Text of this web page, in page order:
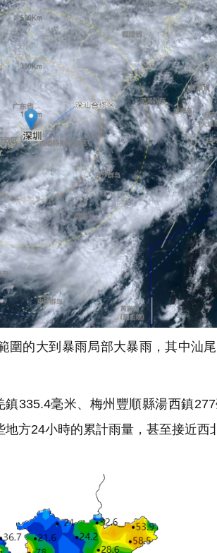
的大到暴雨局部大暴雨，其中汕
335.4毫米、梅州豐順縣湯西鎮
方24小時的累計雨量，甚至接近西